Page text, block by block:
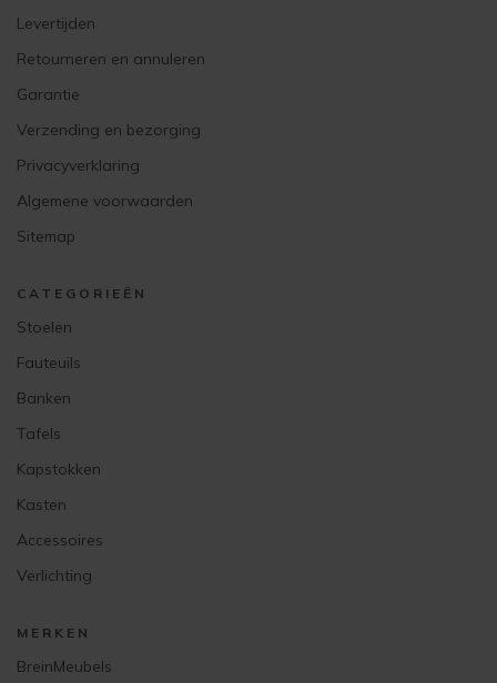
Levertijden
Retourneren en annuleren
Garantie
Verzending en bezorging
Privacyverklaring
Algemene voorwaarden
Sitemap
CATEGORIEËN
Stoelen
Fauteuils
Banken
Tafels
Kapstokken
Kasten
Accessoires
Verlichting
MERKEN
BreinMeubels